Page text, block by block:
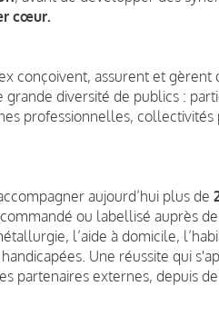
cœur.
conçoivent, assurent et gèrent
diversité de publics :
professionnelles,
aujourd’hui plus de
ou labellisé auprès de
l’aide à domicile,
Une réussite qui
partenaires externes, depuis